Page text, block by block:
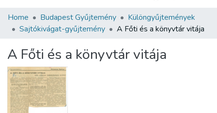
Communities & Collections
Statistics
About us
Home Budapest Gyűjtemény
Különgyűjtemények
Sajtókivágat-gyűjtemény
A Főti és a könyvtár vitája
A Főti és a könyvtár vitája